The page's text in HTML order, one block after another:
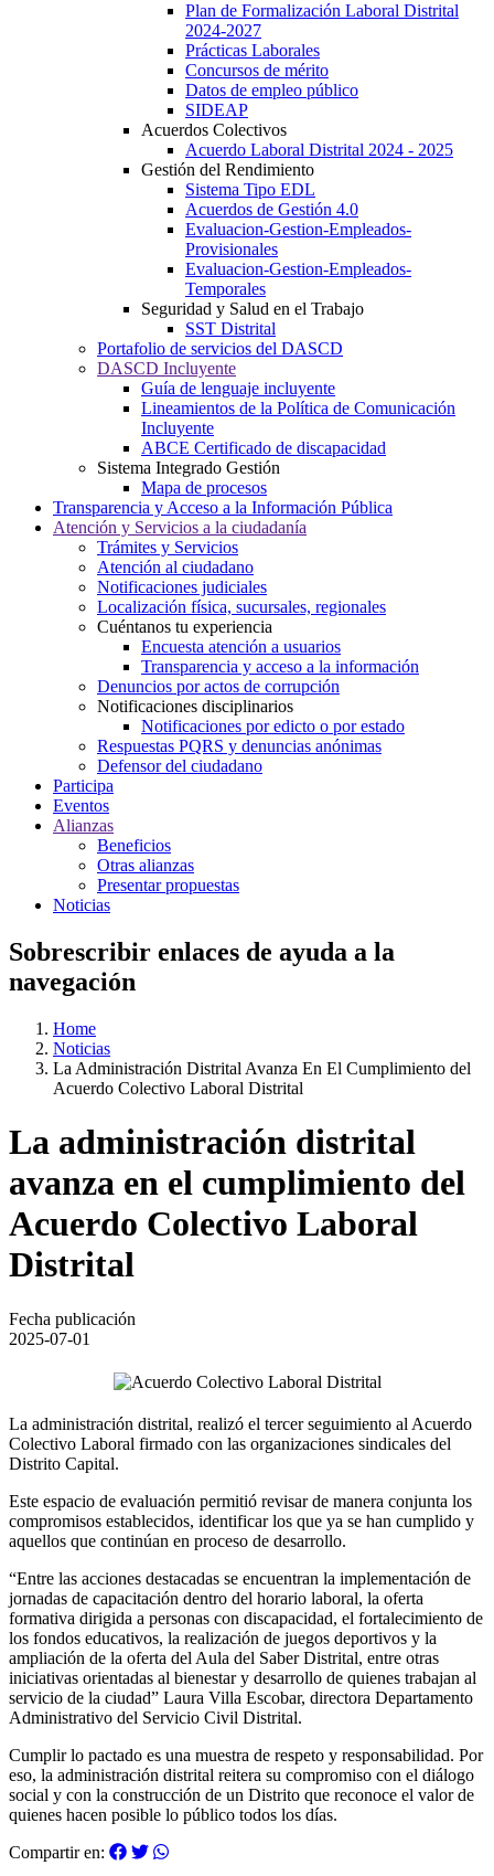
Plan de Formalización Laboral Distrital
2024-2027
Prácticas Laborales
Concursos de mérito
Datos de empleo público
SIDEAP
Acuerdos Colectivos
Acuerdo Laboral Distrital 2024 - 2025
Gestión del Rendimiento
Sistema Tipo EDL
Acuerdos de Gestión 4.0
Evaluacion-Gestion-Empleados-
Provisionales
Evaluacion-Gestion-Empleados-
Temporales
Seguridad y Salud en el Trabajo
SST Distrital
Portafolio de servicios del DASCD
DASCD Incluyente
Guía de lenguaje incluyente
Lineamientos de la Política de Comunicación
Incluyente
ABCE Certificado de discapacidad
Sistema Integrado Gestión
Mapa de procesos
Transparencia y Acceso a la Información Pública
Atención y Servicios a la ciudadanía
Trámites y Servicios
Atención al ciudadano
Notificaciones judiciales
Localización física, sucursales, regionales
Cuéntanos tu experiencia
Encuesta atención a usuarios
Transparencia y acceso a la información
Denuncios por actos de corrupción
Notificaciones disciplinarios
Notificaciones por edicto o por estado
Respuestas PQRS y denuncias anónimas
Defensor del ciudadano
Participa
Eventos
Alianzas
Beneficios
Otras alianzas
Presentar propuestas
Noticias
Sobrescribir enlaces de ayuda a la
navegación
Home
Noticias
La Administración Distrital Avanza En El Cumplimiento del
Acuerdo Colectivo Laboral Distrital
La administración distrital
avanza en el cumplimiento del
Acuerdo Colectivo Laboral
Distrital
Fecha publicación
2025-07-01
La administración distrital, realizó el tercer seguimiento al Acuerdo
Colectivo Laboral firmado con las organizaciones sindicales del
Distrito Capital.
Este espacio de evaluación permitió revisar de manera conjunta los
compromisos establecidos, identificar los que ya se han cumplido y
aquellos que continúan en proceso de desarrollo.
“Entre las acciones destacadas se encuentran la implementación de
jornadas de capacitación dentro del horario laboral, la oferta
formativa dirigida a personas con discapacidad, el fortalecimiento de
los fondos educativos, la realización de juegos deportivos y la
ampliación de la oferta del Aula del Saber Distrital, entre otras
iniciativas orientadas al bienestar y desarrollo de quienes trabajan al
servicio de la ciudad” Laura Villa Escobar, directora Departamento
Administrativo del Servicio Civil Distrital.
Cumplir lo pactado es una muestra de respeto y responsabilidad. Por
eso, la administración distrital reitera su compromiso con el diálogo
social y con la construcción de un Distrito que reconoce el valor de
quienes hacen posible lo público todos los días.
Compartir en: